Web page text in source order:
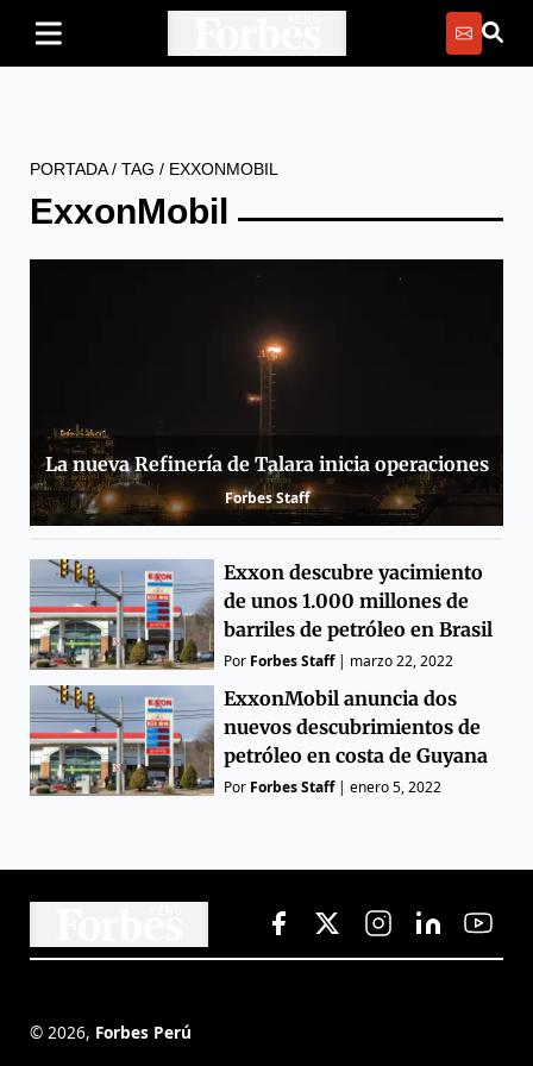
PORTADA/ TAG / EXXONMOBIL
ExxonMobil
La nueva Refinería de Talara inicia operaciones
Forbes Staff
Exxon descubre yacimiento
de unos 1.000 millones de
barriles de petróleo en Brasil
Por Forbes Staff| marzo 22, 2022
ExxonMobil anuncia dos
nuevos descubrimientos de
petróleo en costa de Guyana
Por Forbes Staff|enero 5, 2022
© 2026, Forbes Perú